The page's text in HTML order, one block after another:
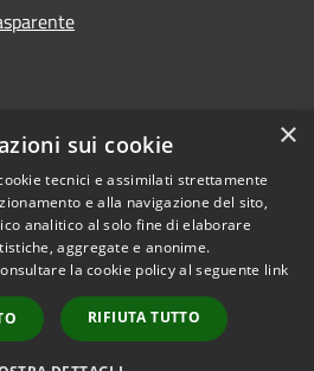
Copyright © 2026 • Town of
Taurasi • Powered by
Municipium•
Admin
access
×
sui cookie
tecnici e assimilati strettamente
e alla navigazione del sito,
analitico al solo fine di elaborare
aggregate e anonime.
la cookie policy al seguente link
RIFIUTA TUTTO